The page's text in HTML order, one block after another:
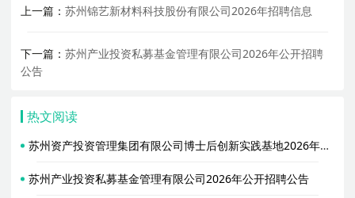
上一篇：苏州锦艺新材料科技股份有限公司2026年招聘信息
下一篇：苏州产业投资私募基金管理有限公司2026年公开招聘
公告
热文阅读
苏州资产投资管理集团有限公司博士后创新实践基地2026年度招收2名博士后研究人员公告
苏州产业投资私募基金管理有限公司2026年公开招聘公告